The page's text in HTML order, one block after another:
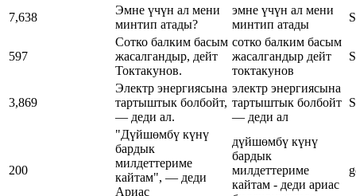
7,638
Эмне үчүн ал мени
минтип атады?
эмне үчүн ал мени
минтип атады
597
Сотко балким басым
жасалгандыр, дейт
Токтакунов.
сотко балким басым
жасалгандыр дейт
токтакунов
3,869
Электр энергиясына
тартыштык болбойт,
— деди ал.
электр энергиясына
тартыштык болбойт
— деди ал
200
"Дүйшөмбү күнү
бардык
милдеттериме
кайтам", — деди
Ариас
дүйшөмбү күнү
бардык
милдеттериме
кайтам - деди ариас